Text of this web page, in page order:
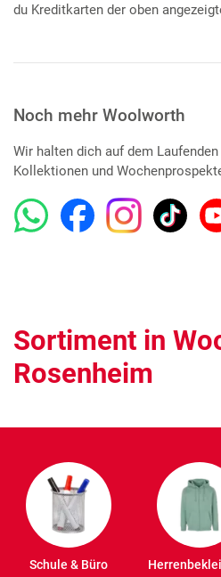
du Kreditkarten der oben
Noch mehr Woolworth
Wir halten dich auf dem
Kollektionen und
Sortiment in
Rosenheim
Schule & Büro